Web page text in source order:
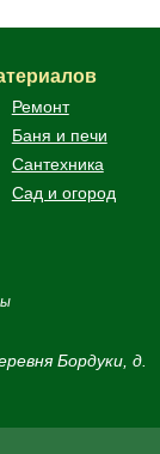
Ремонт
Баня и печи
Сантехника
Сад и огород
Бордуки, д.